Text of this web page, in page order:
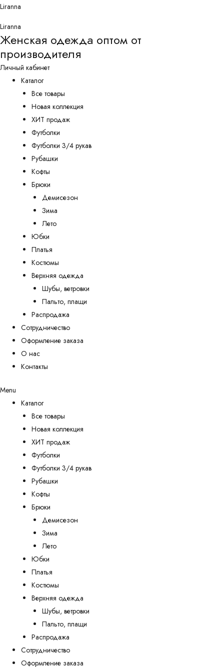
Перейти
содержимому
Liranna
Liranna
Женская одежда оптом от
производителя
Личный кабинет
Каталог
Все товары
Новая коллекция
ХИТ продаж
Футболки
Футболки 3/4 рукав
Рубашки
Кофты
Брюки
Демисезон
Зима
Лето
Юбки
Платья
Костюмы
Верхняя одежда
Шубы, ветровки
Пальто, плащи
Распродажа
Сотрудничество
Оформление заказа
О нас
Контакты
Menu
Каталог
Все товары
Новая коллекция
ХИТ продаж
Футболки
Футболки 3/4 рукав
Рубашки
Кофты
Брюки
Демисезон
Зима
Лето
Юбки
Платья
Костюмы
Верхняя одежда
Шубы, ветровки
Пальто, плащи
Распродажа
Сотрудничество
Оформление заказа